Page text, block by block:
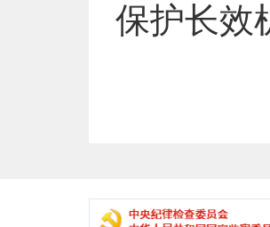
保护长效